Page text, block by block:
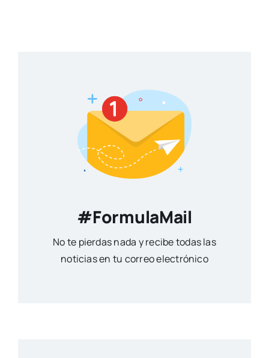
#FormulaMail
No te pierdas nada y recibe todas las
noticias en tu correo electrónico